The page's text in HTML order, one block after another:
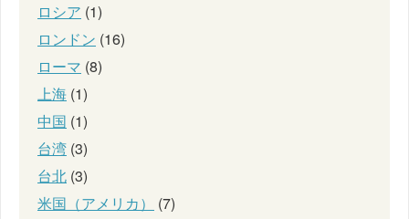
ロシア (1)
ロンドン (16)
ローマ (8)
上海 (1)
中国 (1)
台湾 (3)
台北 (3)
米国（アメリカ）
(7)